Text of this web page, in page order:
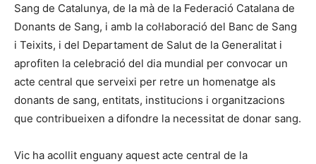
Sang de Catalunya, de la mà de la Federació Catalana de
Donants de Sang, i amb la col·laboració del Banc de Sang
i Teixits, i del Departament de Salut de la Generalitat i
aprofiten la celebració del dia mundial per convocar un
acte central que serveixi per retre un homenatge als
donants de sang, entitats, institucions i organitzacions
que contribueixen a difondre la necessitat de donar sang.
Vic ha acollit enguany aquest acte central de la